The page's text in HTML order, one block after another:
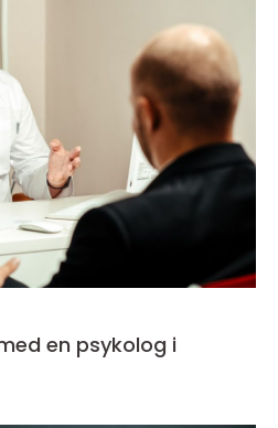
en psykolog i